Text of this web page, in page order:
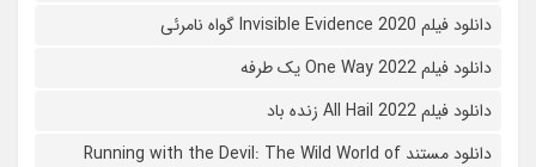
دانلود فیلم 2020 Invisible Evidence گواه نامرئی
دانلود فیلم One Way 2022 یک طرفه
دانلود فیلم All Hail 2022 زنده باد
دانلود مستند Running with the Devil: The Wild World of